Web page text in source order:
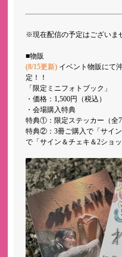
※現在配信の予定はございま
■物販
(8/15更新) イベント物販にて
定！！
「限定ミニフォトブック」
・価格：1,500円（税込）
・会場購入特典
特典①：限定ステッカー（全
特典②：3冊ご購入で「サイ
で「サイン＆チェキ＆2ショ